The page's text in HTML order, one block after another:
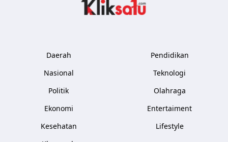
Daerah
Nasional
Politik
Ekonomi
Kesehatan
Pendidikan
Teknologi
Olahraga
Entertaiment
Lifestyle